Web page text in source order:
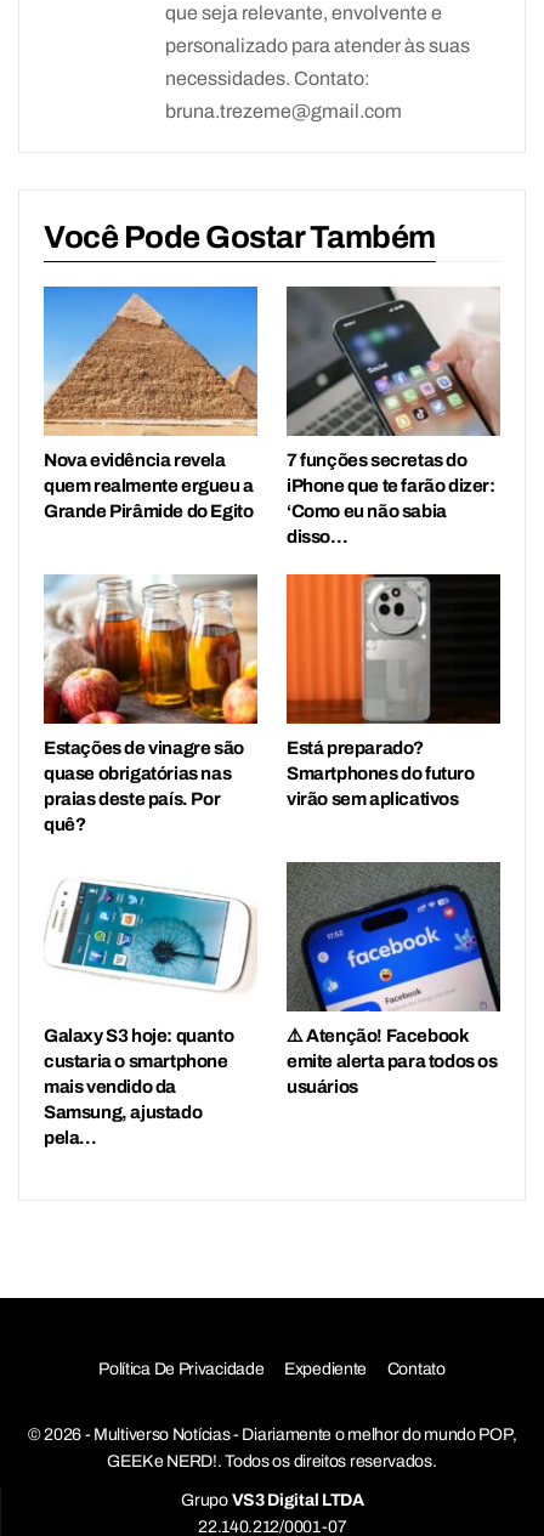
que seja relevante, envolvente e
personalizado para atender às suas
necessidades. Contato:
bruna.trezeme@gmail.com
Você Pode Gostar Também
Nova evidência revela
quem realmente ergueu a
Grande Pirâmide do Egito
7 funções secretas do
iPhone que te farão dizer:
‘Como eu não sabia
disso…
Estações de vinagre são
quase obrigatórias nas
praias deste país. Por
quê?
Está preparado?
Smartphones do futuro
virão sem aplicativos
Galaxy S3 hoje: quanto
custaria o smartphone
mais vendido da
Samsung, ajustado
pela…
⚠️ Atenção! Facebook
emite alerta para todos os
usuários
Política De Privacidade Expediente Contato
© 2026 - Multiverso Notícias - Diariamente o melhor do mundo POP,
GEEK e NERD!. Todos os direitos reservados.
Grupo VS3 Digital LTDA
22.140.212/0001-07